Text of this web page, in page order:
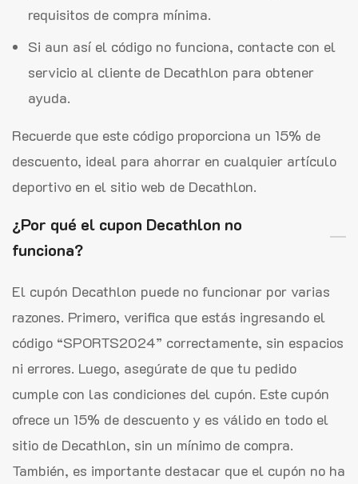
requisitos de compra mínima.
Si aun así el código no funciona, contacte con el
servicio al cliente de Decathlon para obtener
ayuda.
Recuerde que este código proporciona un 15% de
descuento, ideal para ahorrar en cualquier artículo
deportivo en el sitio web de Decathlon.
¿Por qué el cupon Decathlon no
funciona?
El cupón Decathlon puede no funcionar por varias
razones. Primero, verifica que estás ingresando el
código “SPORTS2024” correctamente, sin espacios
ni errores. Luego, asegúrate de que tu pedido
cumple con las condiciones del cupón. Este cupón
ofrece un 15% de descuento y es válido en todo el
sitio de Decathlon, sin un mínimo de compra.
También, es importante destacar que el cupón no ha